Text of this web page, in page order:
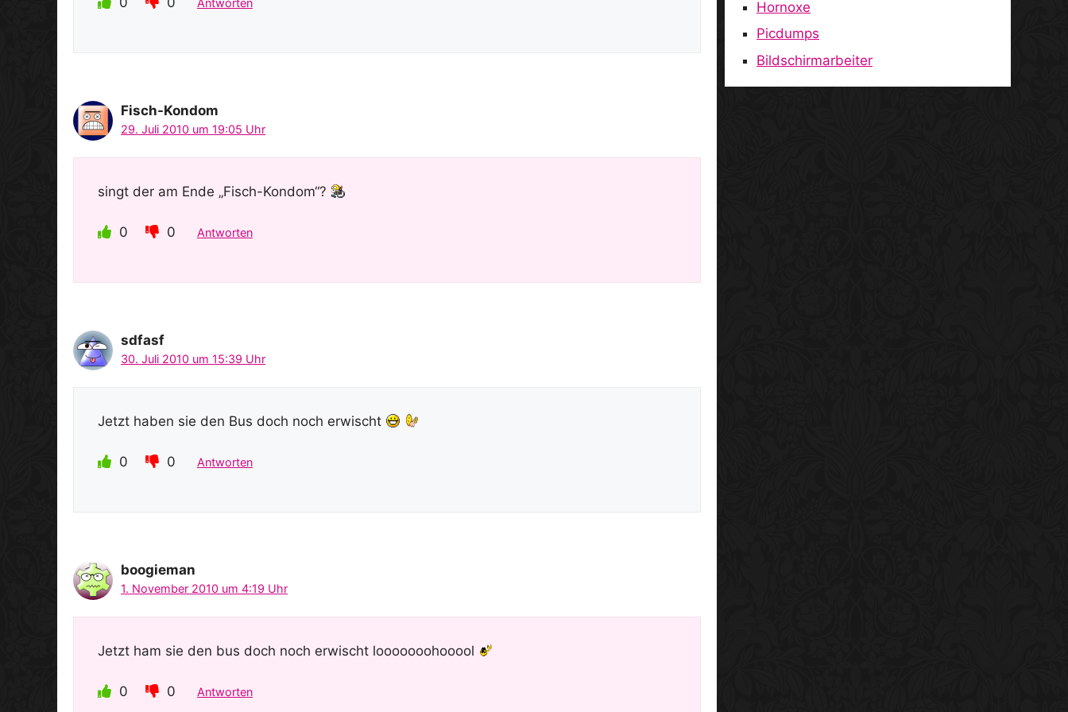
Fisch-Kondom
29. Juli 2010 um 19:05 Uhr
singt der am Ende „Fisch-Kondom“?
0 0 Antworten
sdfasf
30. Juli 2010 um 15:39 Uhr
Jetzt haben sie den Bus doch noch erwischt
0 0 Antworten
boogieman
1. November 2010 um 4:19 Uhr
Jetzt ham sie den bus doch noch erwischt looooooohooool
0 0 Antworten
Hornoxe
Picdumps
Bildschirmarbeiter